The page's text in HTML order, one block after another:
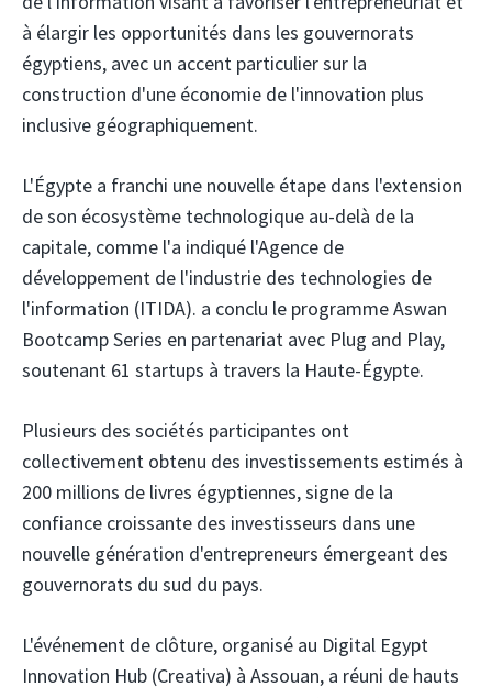
à élargir les opportunités dans les gouvernorats
égyptiens, avec un accent particulier sur la
construction d'une économie de l'innovation plus
inclusive géographiquement.
L'Égypte a franchi une nouvelle étape dans l'extension
de son écosystème technologique au-delà de la
capitale, comme l'a indiqué l'Agence de
développement de l'industrie des technologies de
l'information (ITIDA). a conclu le programme Aswan
Bootcamp Series en partenariat avec Plug and Play,
soutenant 61 startups à travers la Haute-Égypte.
Plusieurs des sociétés participantes ont
collectivement obtenu des investissements estimés à
200 millions de livres égyptiennes, signe de la
confiance croissante des investisseurs dans une
nouvelle génération d'entrepreneurs émergeant des
gouvernorats du sud du pays.
L'événement de clôture, organisé au Digital Egypt
Innovation Hub (Creativa) à Assouan, a réuni de hauts